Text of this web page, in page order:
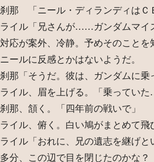
刹那 「ニール・ディランディはＣ
ライル「兄さんが……ガンダムマイ
対応が案外、冷静。予めそのことを
ニールに反感とかはないようだ。
刹那「そうだ。彼は、ガンダムに乗
ライル、眉を上げる。「乗ってい
刹那、頷く。「四年前の戦いで」
ライル、俯く。白い鳩がまとめて飛
ライル「おれに、兄の遺志を継げと
多分、この辺で目を閉じたのかな？